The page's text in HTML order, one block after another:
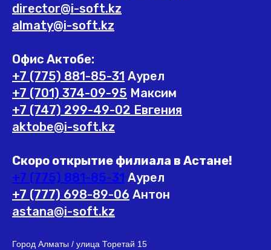
director@i-soft.kz
almaty@i-soft.kz
Офис Актобе:
+7 (775) 881-85-31 Аурел
+7 (701) 374-09-95 Максим
+7 (747) 299-49-02 Евгения
aktobe@i-soft.kz
Скоро открытие филиала в Астане!
+7 (775) 881-85-31 Аурел
+7 (777) 698-89-06 Антон
astana@i-soft.kz
Город Алматы / улица Торетай 15